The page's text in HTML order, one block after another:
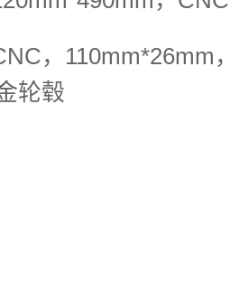
，110mm*26mm
轮毂